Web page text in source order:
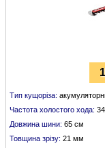
Тип кущоріза:
Частота холостого хода:
Довжина шини: 65 см
Товщина зрізу: 21 мм